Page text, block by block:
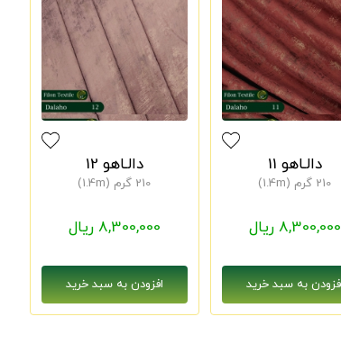
دالـاهو 11
210 گرم (1.4m)
8,300,000 ریال
دالـاهو 12
210 گرم (1.4m)
8,300,000 ریال